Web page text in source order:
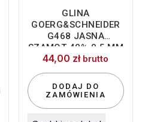
GLINA
GOERG&SCHNEIDER
G468 JASNA
SZAMOT 40% 0,5 MM
44,00 zł brutto
DODAJ DO
ZAMÓWIENIA